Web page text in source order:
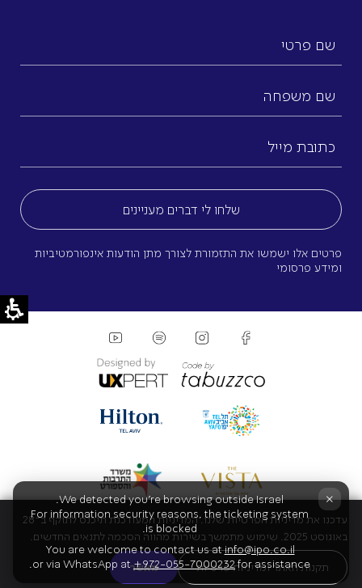
פרטי
משפחה
מייל
פרטים אלו ישמשו את התזמורת לצורך מתן הודעות אינפורמטיביות
ומידע פרסומי
עדכנו את מדיניות הפרטיות שלנו. המדיניות המעודכנת תיכנס לתוקף ב־28
באוגוסט 2025. שימוש מתמשך בשירות מהווה הסכמה לתנאים החדשים.
תקנות האתר ומדיניות פרטיות מאשר
×
We detected you're browsing outside Israel.
For information security reasons, the ticketing system
is blocked.
You are welcome to contact us atinfo@ipo.co.il
or via WhatsApp at+972-055-7000232for assistance.